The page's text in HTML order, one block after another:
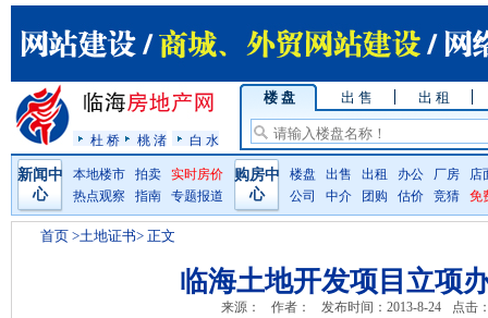
杜 桥 桃 渚 白 水
楼 盘 出 售 出 租
新闻中
心
本地楼市 拍卖
实时房价
热点观察
指南 专题报道
购房中
心
楼盘 出售 出租 办公 厂房
店
公司
中介 团购 估价 竞猜 免
首页 >土地证书> 正文
临海土地开发项目立项
来源： 作者： 发布时间：2013-8-24 点击